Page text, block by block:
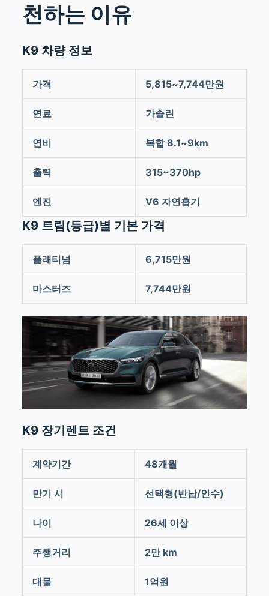
천하는 이유
K9 차량 정보
가격 5,815~7,744만원
연료 가솔린
연비 복합 8.1~9km
출력 315~370hp
엔진 V6 자연흡기
K9 트림(등급)별 기본 가격
플래티넘 6,715만원
마스터즈 7,744만원
K9 장기렌트 조건
계약기간 48개월
만기 시 선택형(반납/인수)
나이 26세 이상
주행거리 2만 km
대물 1억원